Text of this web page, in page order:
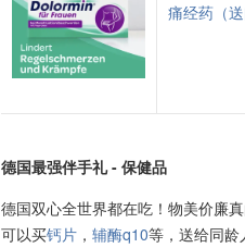
痛经药（送
德国最强伴手礼 - 保健品
德国双心全世界都在吃！物美价廉
可以买钙片 ， 辅酶q10等，送给同